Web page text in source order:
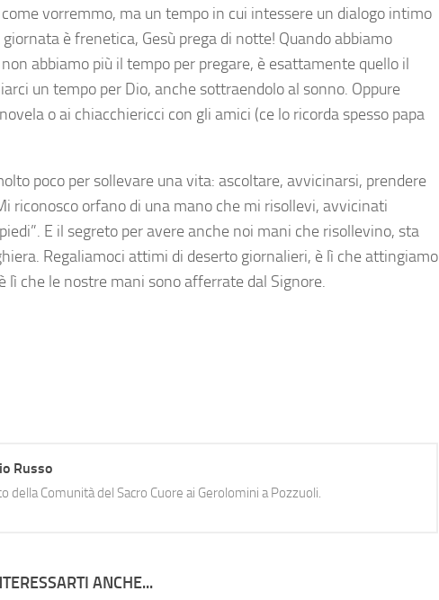
vorremmo, ma un tempo in cui intessere un dialogo intimo
giornata è frenetica, Gesù prega di notte! Quando abbiamo
abbiamo più il tempo per pregare, è esattamente quello il
un tempo per Dio, anche sottraendolo al sonno. Oppure
o ai chiacchiericci con gli amici (ce lo ricorda spesso papa
poco per sollevare una vita: ascoltare, avvicinarsi, prendere
riconosco orfano di una mano che mi risollevi, avvicinati
E il segreto per avere anche noi mani che risollevino, sta
Regaliamoci attimi di deserto giornalieri, è lì che attingiamo
lì che le nostre mani sono afferrate dal Signore.
Russo
della Comunità del Sacro Cuore ai Gerolomini a Pozzuoli.
ANCHE...